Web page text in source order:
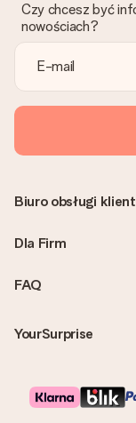
Czy chcesz być
nowościach?
FAQ
YourSurprise
Biuro obsługi
Dla Firm